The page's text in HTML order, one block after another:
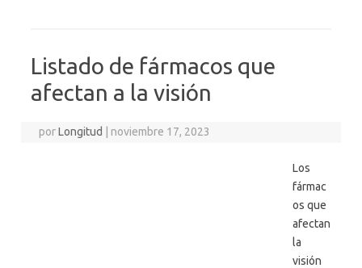
Listado de fármacos que
afectan a la visión
porLongitud noviembre 17, 2023
Los
fármac
os que
afectan
la
visión